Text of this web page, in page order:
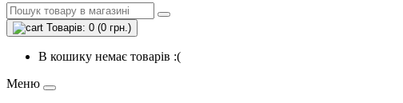
Товарів: 0 (0 грн.)
В кошику немає товарів :(
Меню